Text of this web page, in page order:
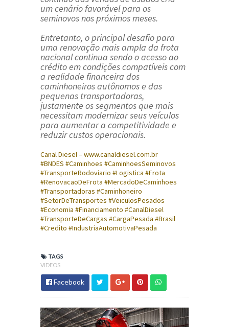
um cenário favorável para os
seminovos nos próximos meses.
Entretanto, o principal desafio para
uma renovação mais ampla da frota
nacional continua sendo o acesso ao
crédito em condições compatíveis com
a realidade financeira dos
caminhoneiros autônomos e das
pequenas transportadoras,
justamente os segmentos que mais
necessitam modernizar seus veículos
para aumentar a competitividade e
reduzir custos operacionais.
Canal Diesel –www.canaldiesel.com.br
#BNDES #Caminhoes #CaminhoesSeminovos
#TransporteRodoviario #Logistica #Frota
#RenovacaoDeFrota #MercadoDeCaminhoes
#Transportadoras #Caminhoneiro
#SetorDeTransportes #VeiculosPesados
#Economia #Financiamento #CanalDiesel
#TransporteDeCargas #CargaPesada #Brasil
#Credito #IndustriaAutomotivaPesada
TAGS
VIDEOS
Facebook